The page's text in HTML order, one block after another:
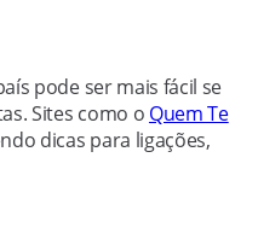
pode ser mais fácil se
Sites como o Quem Te
dicas para ligações,